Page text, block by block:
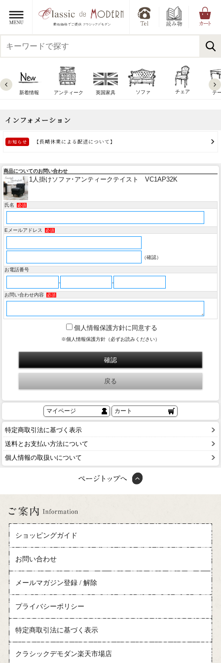
新着情報 アンティーク 英国家具 ソファ チェア テ
商品についてのお問い合わせ
1人掛けソファ･アンティークテイスト VC1AP32K
氏名 必須
Eメールアドレス 必須
（確認）
お電話番号
- -
お問い合わせ内容 必須
個人情報保護方針に同意する
※個人情報保護方針（必ずお読みください）
マイページ カート
特定商取引法に基づく表示
送料とお支払い方法について
個人情報の取扱いについて
ショッピングガイド
お問い合わせ
メールマガジン登録 / 解除
プライバシーポリシー
特定商取引法に基づく表示
クラシックデモダン楽天市場店